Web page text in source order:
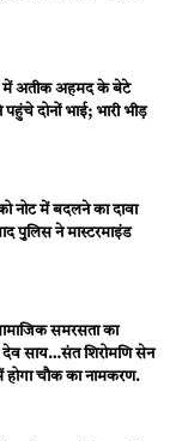
में अतीक अहमद के बेटे
दोनों भाई; भारी भीड़
नोट में बदलने का दावा
पुलिस ने मास्टरमाइंड
समरसता का
देव साय…संत शिरोमणि सेन
होगा चौक का नामकरण.